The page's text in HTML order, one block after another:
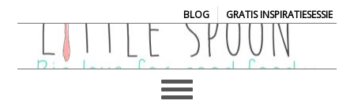
BLOG| GRATIS INSPIRATIESESSIE